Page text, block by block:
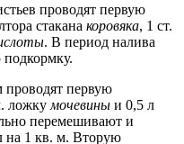
проводят первую
стакана коровяка, 1 ст.
. В период налива
первую
ложку мочевины и 0,5 л
перемешивают и
на 1 кв. м. Вторую